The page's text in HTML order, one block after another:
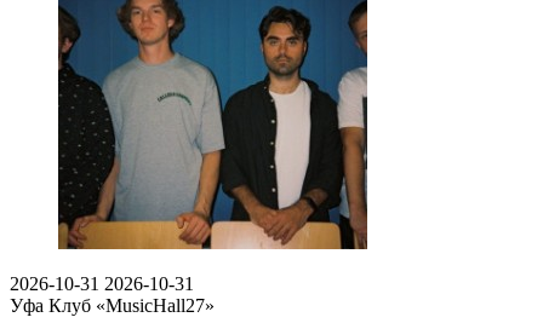
2026-10-31 2026-10-31
Уфа Клуб «MusicHall27»